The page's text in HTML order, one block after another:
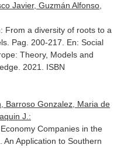
Javier, Guzmán Alfonso,
From a diversity of roots to a
Pag. 200-217. En: Social
Theory, Models and
2021. ISBN
Barroso Gonzalez, Maria de
J.:
Companies in the
An Application to Southern